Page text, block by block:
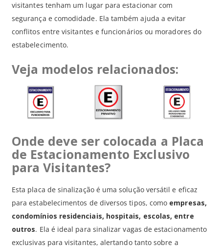
visitantes tenham um lugar para estacionar com
segurança e comodidade. Ela também ajuda a evitar
conflitos entre visitantes e funcionários ou moradores do
estabelecimento.
Veja modelos relacionados:
Onde deve ser colocada a Placa
de Estacionamento Exclusivo
para Visitantes?
Esta placa de sinalização é uma solução versátil e eficaz
para estabelecimentos de diversos tipos, como empresas,
condomínios residenciais, hospitais, escolas, entre
outros. Ela é ideal para sinalizar vagas de estacionamento
exclusivas para visitantes, alertando tanto sobre a